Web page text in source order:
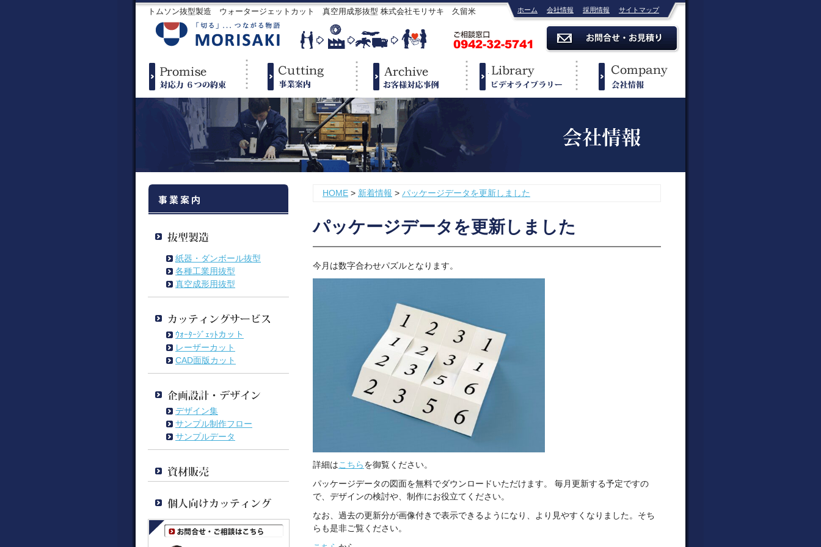
トムソン抜型製造 ウォータージェットカット 真空用成形抜型 株式会社モリサキ 久留米 ホーム 会社情報 採用情報 サイトマップ
紙器・ダンボール抜型
各種工業用抜型
真空成形用抜型
ｳｫｰﾀｰｼﾞｪｯﾄカット
レーザーカット
CAD面版カット
デザイン集
サンプル制作フロー
サンプルデータ
HOME > 新着情報 > パッケージデータを更新しました
パッケージデータを更新しました
今月は数字合わせパズルとなります。
詳細はこちらを御覧ください。
パッケージデータの図面を無料でダウンロードいただけます。 毎月更新する予定ですの
で、デザインの検討や、制作にお役立てください。
なお、過去の更新分が画像付きで表示できるようになり、より見やすくなりました。そち
らも是非ご覧ください。